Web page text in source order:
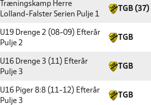
Træningskamp Herre
Lolland-Falster Serien Pulje 1
TGB (37)
U19 Drenge 2 (08-09) Efterår
Pulje 2
TGB
U16 Drenge 3 (11) Efterår
Pulje 3
TGB
U16 Piger 8:8 (11-12) Efterår
Pulje 3
TGB